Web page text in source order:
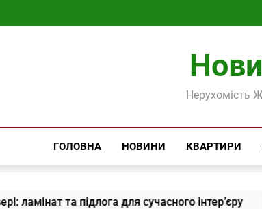
Нерухомість
ГОЛОВНА НОВИНИ КВАРТИРИ
підлога для сучасного інтер’єру